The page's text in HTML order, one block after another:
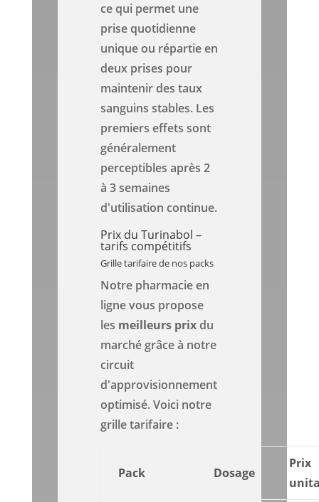
ce qui permet une
prise quotidienne
unique ou répartie en
deux prises pour
maintenir des taux
sanguins stables. Les
premiers effets sont
généralement
perceptibles après 2
à 3 semaines
d'utilisation continue.
Prix du Turinabol –
tarifs compétitifs
Grille tarifaire de nos packs
Notre pharmacie en
ligne vous propose
les meilleurs prixdu
marché grâce à notre
circuit
d'approvisionnement
optimisé. Voici notre
grille tarifaire :
Pack Dosage
Prix